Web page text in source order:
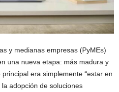
y medianas empresas (PyMEs)
una nueva etapa: más madura y
era simplemente “estar en
adopción de soluciones